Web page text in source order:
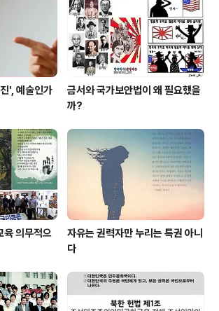
', 예술인가
금서와 국가보안법이 왜 필요했을
까?
육 의무적으
자유는 권력자만 누리는 특권 아니
다